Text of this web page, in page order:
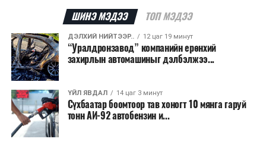
ШИНЭ МЭДЭЭ ТОП МЭДЭЭ
ДЭЛХИЙ НИЙТЭЭР.. 12 цаг 19 минут
“Уралдронзавод” компанийн ерөнхий
захирлын автомашиныг дэлбэлжээ...
ҮЙЛ ЯВДАЛ 14 цаг 3 минут
Сүхбаатар боомтоор тав хоногт 10 мянга гаруй
тонн АИ-92 автобензин и...